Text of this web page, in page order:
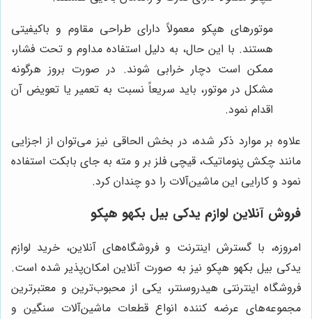
موتورهای هپکو معمولاً دارای طراحی مقاوم و باکیفیتی
هستند. با این حال، به دلیل استفاده مداوم و تحت فشار،
ممکن است دچار خرابی شوند. در صورت بروز هرگونه
مشکل در موتور، باید سریعاً نسبت به تعمیر یا تعویض آن
اقدام نمود.
علاوه بر موارد ذکر شده، در بخش الحاقی نیز می‌توان از اجزایی
مانند چکش پنوماتیک، قیچی فلز بر و مته به جای بابکت استفاده
نمود و کارایی این ماشین‌آلات را دو چندان کرد.
فروش آنلاین لوازم یدکی بیل بکهو هپکو
امروزه، با گسترش اینترنت و فروشگاه‌های آنلاین، خرید لوازم
یدکی بیل بکهو هپکو نیز به صورت آنلاین امکان‌پذیر شده است.
فروشگاه اینترنتی هیدروسنتر، یکی از محبوب‌ترین و معتبرترین
مجموعه‌های عرضه کننده انواع قطعات ماشین‌آلات سنگین و